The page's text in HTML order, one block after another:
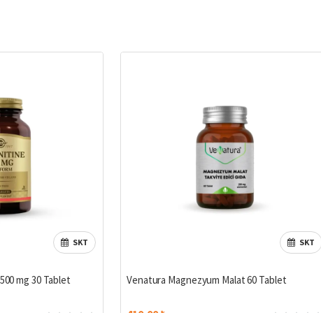
SKT
mg 30 Tablet
SKT
Venatura Magnezyum Malat 60 Tablet